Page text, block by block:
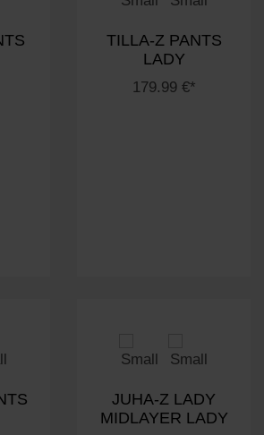
TILLA-Z PANTS
LADY
179.99 €*
JUHA-Z LADY
MIDLAYER LADY